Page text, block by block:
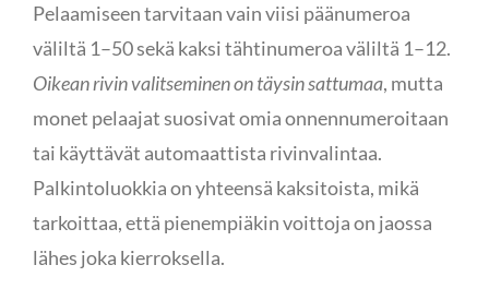
Pelaamiseen tarvitaan vain viisi päänumeroa
väliltä 1–50 sekä kaksi tähtinumeroa väliltä 1–12.
Oikean rivin valitseminen on täysin sattumaa, mutta
monet pelaajat suosivat omia onnennumeroitaan
tai käyttävät automaattista rivinvalintaa.
Palkintoluokkia on yhteensä kaksitoista, mikä
tarkoittaa, että pienempiäkin voittoja on jaossa
lähes joka kierroksella.